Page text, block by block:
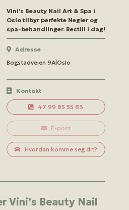
Vini’s Beauty Nail Art & Spa i
Oslo tilbyr perfekte Negler og
spa-behandlinger. Bestill i dag!
Adresse
Bogstadveien 9A|Oslo
Kontakt
47 99 85 55 83
E-post
Hvordan komme seg dit?
Vini’s Beauty Nail